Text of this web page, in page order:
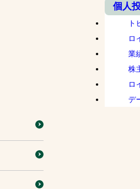
個人
ト
ロ
業
株
ロ
デ